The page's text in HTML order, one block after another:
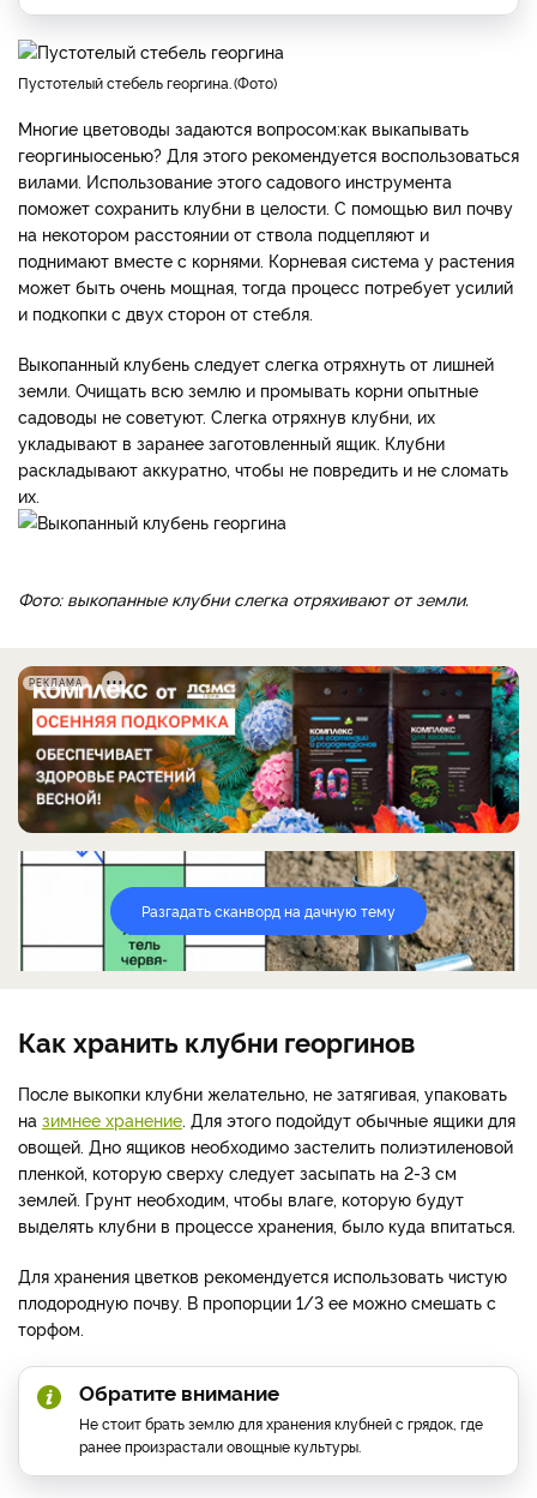
пустотелый стебель георгина. Фото
Многие цветоводы задаются вопросом:как выкапывать
георгиныосенью? Для этого рекомендуется воспользоваться
вилами. Использование этого садового инструмента
поможет сохранить клубни в целости. С помощью вил почву
на некотором расстоянии от ствола подцепляют и
поднимают вместе с корнями. Корневая система у растения
может быть очень мощная, тогда процесс потребует усилий
и подкопки с двух сторон от стебля.
Выкопанный клубень следует слегка отряхнуть от лишней
земли. Очищать всю землю и промывать корни опытные
садоводы не советуют. Cлегка отряхнув клубни, их
укладывают в заранее заготовленный ящик. Клубни
раскладывают аккуратно, чтобы не повредить и не сломать
их.
Фото: выкопанные клубни слегка отряхивают от земли.
РЕКЛАМА
Разгадать сканворд на дачную тему
Как хранить клубни георгинов
После выкопки клубни желательно, не затягивая, упаковать
на зимнее хранение. Для этого подойдут обычные ящики для
овощей. Дно ящиков необходимо застелить полиэтиленовой
пленкой, которую сверху следует засыпать на 2-3 см
землей. Грунт необходим, чтобы влаге, которую будут
выделять клубни в процессе хранения, было куда впитаться.
Для хранения цветков рекомендуется использовать чистую
плодородную почву. В пропорции 1/3 ее можно смешать с
торфом.
Обратите внимание
Не стоит брать землю для хранения клубней с грядок, где
ранее произрастали овощные культуры.